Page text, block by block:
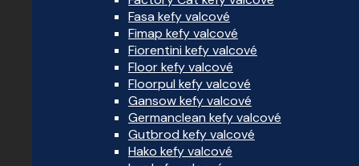
Fasa kefy valcové
Fimap kefy valcové
Fiorentini kefy valcové
Floor kefy valcové
Floorpul kefy valcové
Gansow kefy valcové
Germanclean kefy valcové
Gutbrod kefy valcové
Hako kefy valcové